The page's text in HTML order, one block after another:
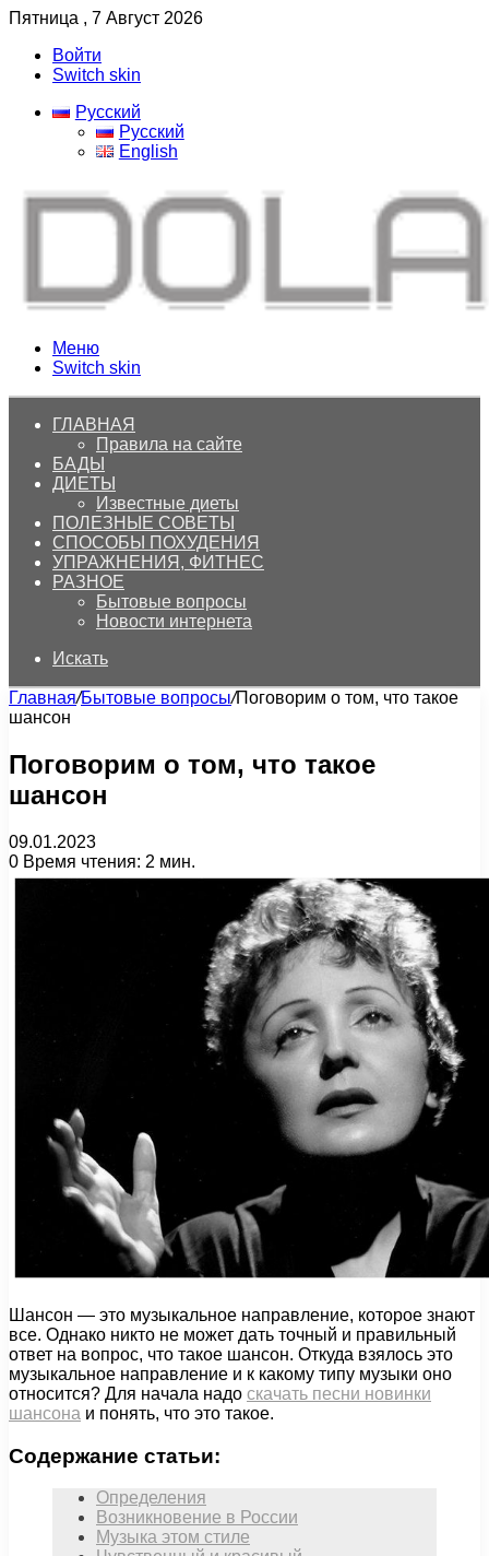
Пятница , 7 Август 2026
Войти
Switch skin
Русский
Русский
English
Меню
Switch skin
ГЛАВНАЯ
Правила на сайте
БАДЫ
ДИЕТЫ
Известные диеты
ПОЛЕЗНЫЕ СОВЕТЫ
СПОСОБЫ ПОХУДЕНИЯ
УПРАЖНЕНИЯ, ФИТНЕС
РАЗНОЕ
Бытовые вопросы
Новости интернета
Искать
Главная/Бытовые вопросы/Поговорим о том, что такое
шансон
Поговорим о том, что такое
шансон
09.01.2023
0 Время чтения: 2 мин.
Шансон — это музыкальное направление, которое знают
все. Однако никто не может дать точный и правильный
ответ на вопрос, что такое шансон. Откуда взялось это
музыкальное направление и к какому типу музыки оно
относится? Для начала надо скачать песни новинки
шансона и понять, что это такое.
Содержание статьи:
Определения
Возникновение в России
Музыка этом стиле